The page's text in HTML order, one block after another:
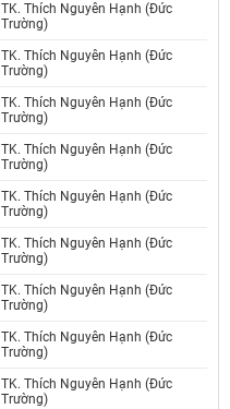
TK. Thích Nguyên Hạnh (Đức
Trường)
TK. Thích Nguyên Hạnh (Đức
Trường)
TK. Thích Nguyên Hạnh (Đức
Trường)
TK. Thích Nguyên Hạnh (Đức
Trường)
TK. Thích Nguyên Hạnh (Đức
Trường)
TK. Thích Nguyên Hạnh (Đức
Trường)
TK. Thích Nguyên Hạnh (Đức
Trường)
TK. Thích Nguyên Hạnh (Đức
Trường)
TK. Thích Nguyên Hạnh (Đức
Trường)